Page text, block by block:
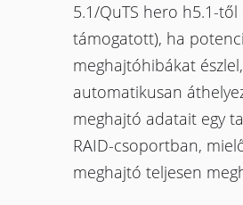
5.1/QuTS hero h5.1-től
támogatott), ha
meghajtóhibákat
automatikusan
meghajtó adatait egy
RAID-csoportban,
meghajtó teljesen